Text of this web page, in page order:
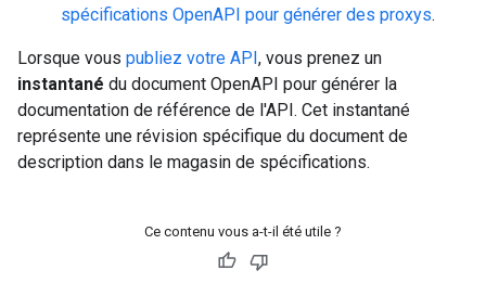
spécifications OpenAPI pour générer des proxys.
Lorsque vous publiez votre API, vous prenez un
instantané du document OpenAPI pour générer la
documentation de référence de l'API. Cet instantané
représente une révision spécifique du document de
description dans le magasin de spécifications.
Ce contenu vous a-t-il été utile ?